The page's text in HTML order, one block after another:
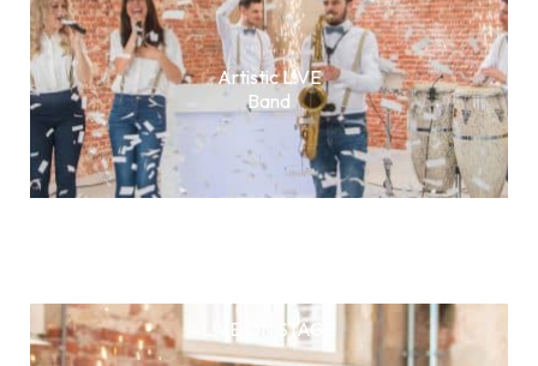
Artistic L!VE
Band
L!VE ON STAGE